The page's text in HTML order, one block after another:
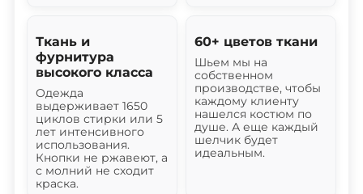
Ткань и
фурнитура
высокого класса
Одежда
выдерживает 1650
циклов стирки или 5
лет интенсивного
использования.
Кнопки не ржавеют, а
с молний не сходит
краска.
60+ цветов ткани
Шьем мы на
собственном
производстве, чтобы
каждому клиенту
нашелся костюм по
душе. А еще каждый
шелчик будет
идеальным.